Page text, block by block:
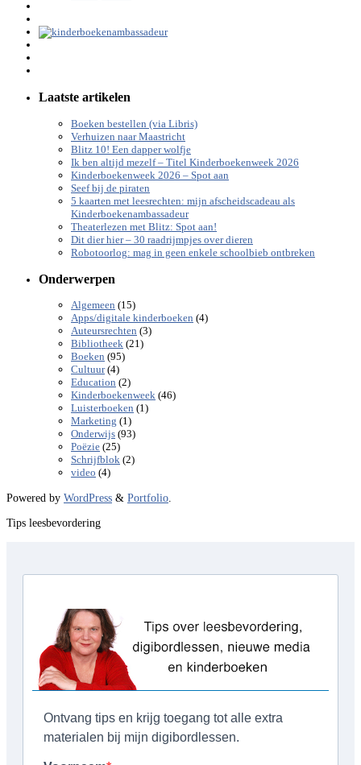
Laatste artikelen
Boeken bestellen (via Libris)
Verhuizen naar Maastricht
Blitz 10! Een dapper wolfje
Ik ben altijd mezelf – Titel Kinderboekenweek 2026
Kinderboekenweek 2026 – Spot aan
Seef bij de piraten
5 kaarten met leesrechten: mijn afscheidscadeau als
Kinderboekenambassadeur
Theaterlezen met Blitz: Spot aan!
Dit dier hier – 30 raadrijmpjes over dieren
Robotoorlog: mag in geen enkele schoolbieb ontbreken
Onderwerpen
Algemeen (15)
Apps/digitale kinderboeken (4)
Auteursrechten (3)
Bibliotheek (21)
Boeken (95)
Cultuur(4)
Education (2)
Kinderboekenweek (46)
Luisterboeken (1)
Marketing (1)
Onderwijs (93)
Poëzie (25)
Schrijfblok (2)
video (4)
Powered by WordPress & Portfolio
Tips leesbevordering